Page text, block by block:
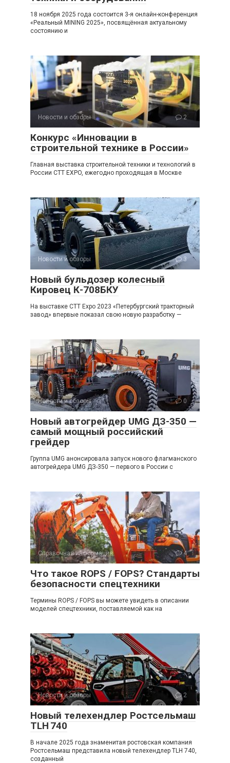
18 ноября 2025 года состоится 3-я онлайн-конференция
«Реальный MINING 2025», посвящённая актуальному
состоянию и
Новости и обзоры 2
Конкурс «Инновации в
строительной технике в России»
Главная выставка строительной техники и технологий в
России CTT EXPO, ежегодно проходящая в Москве
Новости и обзоры 3
Новый бульдозер колесный
Кировец К-708БКУ
На выставке CTT Expo 2023 «Петербургский тракторный
завод» впервые показал свою новую разработку —
Новости и обзоры 0
Новый автогрейдер UMG ДЗ-350 —
самый мощный российский
грейдер
Группа UMG анонсировала запуск нового флагманского
автогрейдера UMG ДЗ-350 — первого в России с
Справочная информация 4
Что такое ROPS / FOPS? Стандарты
безопасности спецтехники
Термины ROPS / FOPS вы можете увидеть в описании
моделей спецтехники, поставляемой как на
Новости и обзоры 2
Новый телехендлер Ростсельмаш
TLH 740
В начале 2025 года знаменитая ростовская компания
Ростсельмаш представила новый телехендлер TLH 740,
созданный